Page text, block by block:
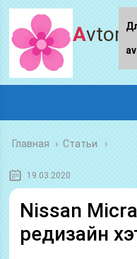
Главная › Статьи
19.03.2020
Nissan
редизайн